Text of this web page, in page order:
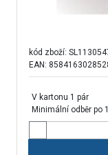
kód zboží:
EAN:
V kartonu 1 pár
Minimální odběr po